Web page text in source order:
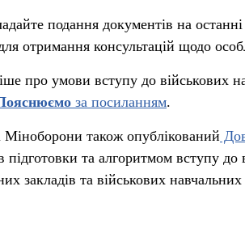
подання документів на
отримання консультацій щодо
про умови вступу до військових
за посиланням.
Міноборони також опублікований
підготовки та алгоритмом вступу
закладів та військових навчальних